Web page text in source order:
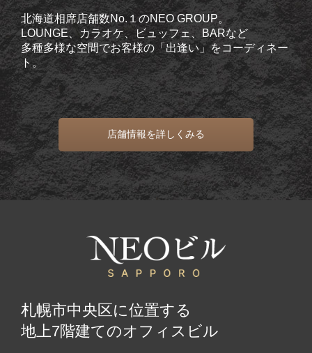
北海道相席店舗数No.１のNEO GROUP。
LOUNGE、カラオケ、ビュッフェ、BARなど
多種多様な空間でお客様の「出逢い」をコーディネー
ト。
店舗情報を詳しくみる
札幌市中央区に位置する
地上7階建てのオフィスビル